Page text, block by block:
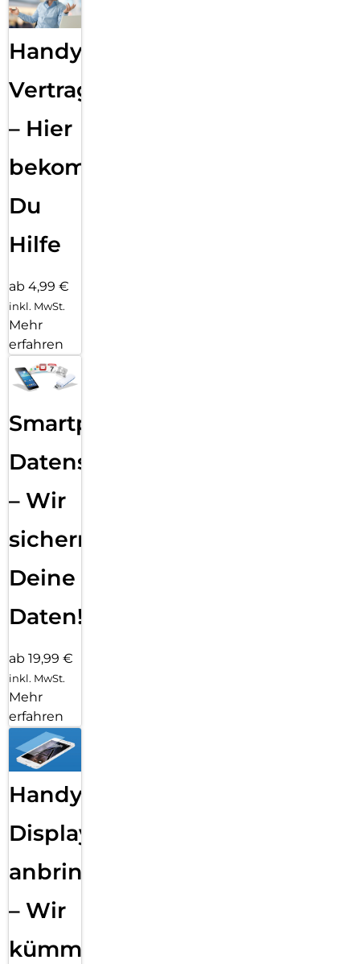
Handy
Vertragsabwicklung
– Hier
bekommst
Du
Hilfe
ab 4,99 €
inkl. MwSt.
Mehr
erfahren
Smartphone
Datensicherung
– Wir
sichern
Deine
Daten!
ab 19,99 €
inkl. MwSt.
Mehr
erfahren
Handy
Displayfolie
anbringen
– Wir
kümmern